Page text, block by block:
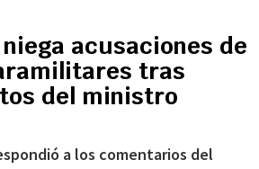
acusaciones de
tras
del ministro
a los comentarios del